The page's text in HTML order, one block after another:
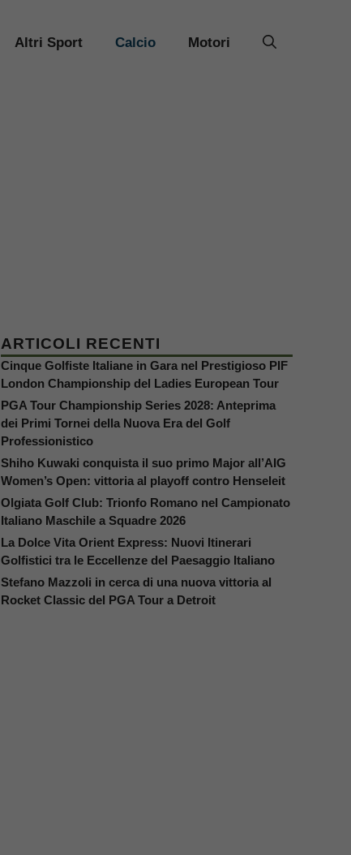
Altri Sport Calcio Motori
ARTICOLI RECENTI
Cinque Golfiste Italiane in Gara nel Prestigioso PIF
London Championship del Ladies European Tour
PGA Tour Championship Series 2028: Anteprima
dei Primi Tornei della Nuova Era del Golf
Professionistico
Shiho Kuwaki conquista il suo primo Major all’AIG
Women’s Open: vittoria al playoff contro Henseleit
Olgiata Golf Club: Trionfo Romano nel Campionato
Italiano Maschile a Squadre 2026
La Dolce Vita Orient Express: Nuovi Itinerari
Golfistici tra le Eccellenze del Paesaggio Italiano
Stefano Mazzoli in cerca di una nuova vittoria al
Rocket Classic del PGA Tour a Detroit